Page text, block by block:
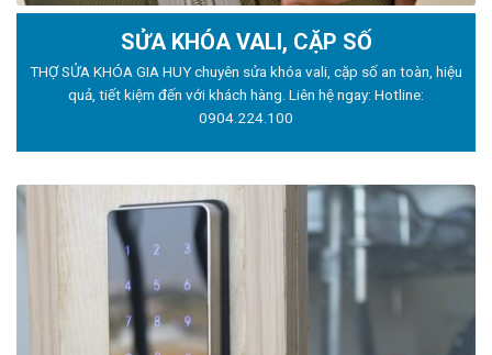
SỬA KHÓA VALI, CẶP SỐ
THỢ SỬA KHÓA GIA HUY chuyên sửa khóa vali, cặp số an toàn, hiệu
quả, tiết kiệm đến với khách hàng. Liên hệ ngay: Hotline:
0904.224.100